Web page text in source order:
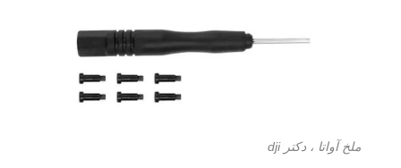
ملخ آواتا ، دکتر dji